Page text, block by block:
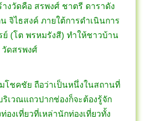
งวัดคือ สรพงศ์ ชาตรี ดาราดัง
จิไธสงค์ ภายใต้การดำเนินการ
(โต พรหมรังสี) ทำให้ชาวบ้าน
นอีกชื่อว่า วัดสรพงศ์
โชคชัย ถือว่าเป็นหนึ่งในสถานที่
เวณแถวปากช่องก็จะต้องรู้จัก
งเที่ยวที่เหล่านักท่องเที่ยวทั้ง